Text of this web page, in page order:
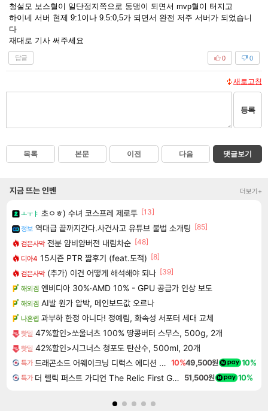
청설모 보스혈이 일단정지쪽으로 동맹이 되면서 mvp혈이 터지고
하이네 서버 현제 9:1이나 9.5:0,5가 되면서 완전 저주 서버가 되었습니
다
재대로 기사 써주세요
답글 0
0
새로고침
등록
목록 본문 이전 다음 댓글보기
지금 뜨는 인벤 더보기+
ㅗㅜㅑ 초ㅇㅎ) 수녀 코스프레 제로투 [13]
정보 역대급 끝까지간다.사건사고 유튜브 불법 소개팅 [85]
검은사막 전분 얌비얌버전 내림차순 [48]
디아4 15시즌 PTR 짧후기 (feat.도적) [8]
검은사막 (추가) 이건 어떻게 해석해야 되나 [39]
해외겜 엔비디아 30%·AMD 10% - GPU 공급가 인상 보도
해외겜 AI발 원가 압박, 메인보드값 오르나
나혼렙 과부하 한정 아니다! 정예림, 화속성 서포터 세대 교체
핫딜 47%할인>쏘울너츠 100% 땅콩버터 스무스, 500g, 2개
핫딜 42%할인>시그너스 청포도 탄산수, 500ml, 20개
특가 드래곤소드 어웨이크닝 디럭스 에디션 DragonSword Awakening Deluxe Edition 10%49,500원 10%
특가 더 렐릭 퍼스트 가디언 The Relic First Guardian 51,500원 10%